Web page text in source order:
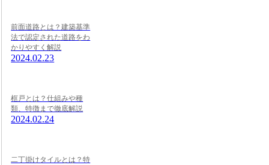
前面道路とは？建築基準
法で認定された道路をわ
かりやすく解説
2024.02.23
框戸とは？仕組みや種
類、特徴まで徹底解説
2024.02.24
二丁掛けタイルとは？特